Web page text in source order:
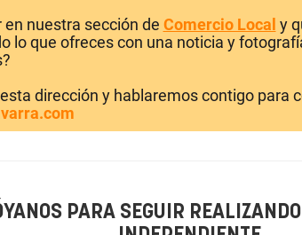
en nuestra sección de Comercio Local y
lo que ofreces con una noticia y
dirección y hablaremos contigo para
PARA SEGUIR